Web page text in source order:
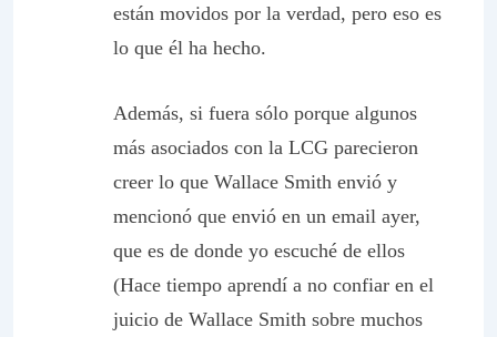
están movidos por la verdad, pero eso es
lo que él ha hecho.
Además, si fuera sólo porque algunos
más asociados con la LCG parecieron
creer lo que Wallace Smith envió y
mencionó que envió en un email ayer,
que es de donde yo escuché de ellos
(Hace tiempo aprendí a no confiar en el
juicio de Wallace Smith sobre muchos